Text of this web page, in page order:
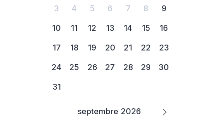
septembre
3
4 5 6 7 8
9
10
11 12 13 14 15
16
17
18 19 20 21 22
23
24
25 26 27 28 29
30
31